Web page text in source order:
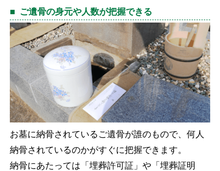
ご遺骨の身元や人数が把握できる
お墓に納骨されているご遺骨が誰のもので、何人
納骨されているのかがすぐに把握できます。
納骨にあたっては「埋葬許可証」や「埋葬証明